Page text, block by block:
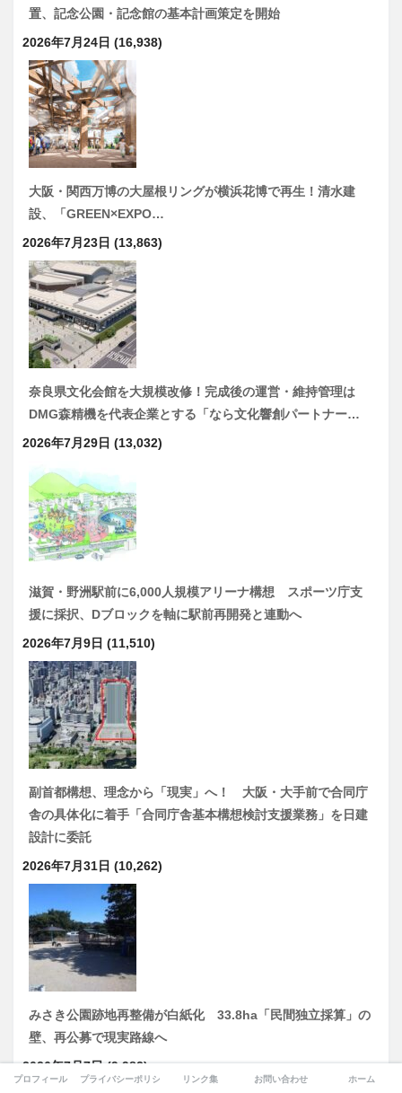
置、記念公園・記念館の基本計画策定を開始
2026年7月24日 (16,938)
大阪・関西万博の大屋根リングが横浜花博で再生！清水建
設、「GREEN×EXPO…
2026年7月23日 (13,863)
奈良県文化会館を大規模改修！完成後の運営・維持管理は
DMG森精機を代表企業とする「なら文化響創パートナー…
2026年7月29日 (13,032)
滋賀・野洲駅前に6,000人規模アリーナ構想 スポーツ庁支
援に採択、Dブロックを軸に駅前再開発と連動へ
2026年7月9日 (11,510)
副首都構想、理念から「現実」へ！ 大阪・大手前で合同庁
舎の具体化に着手「合同庁舎基本構想検討支援業務」を日建
設計に委託
2026年7月31日 (10,262)
みさき公園跡地再整備が白紙化 33.8ha「民間独立採算」の
壁、再公募で現実路線へ
2026年7月7日 (9,982)
プロフィール プライバシーポリシー リンク集 お問い合わせ ホーム